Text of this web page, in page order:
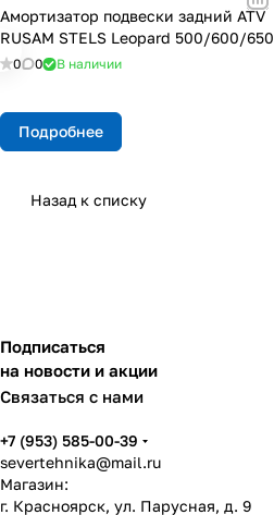
Амортизатор подвески задний ATV
RUSAM STELS Leopard 500/600/650
0 0 В наличии
Подробнее
Назад к списку
Подписаться
на новости и акции
Связаться с нами
+7 (953) 585-00-39
severtehnika@mail.ru
Магазин:
г. Красноярск, ул. Парусная, д. 9